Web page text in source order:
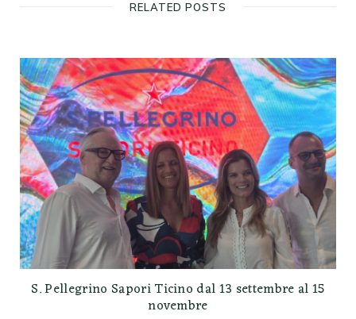
RELATED POSTS
S. Pellegrino Sapori Ticino dal 13 settembre al 15
novembre